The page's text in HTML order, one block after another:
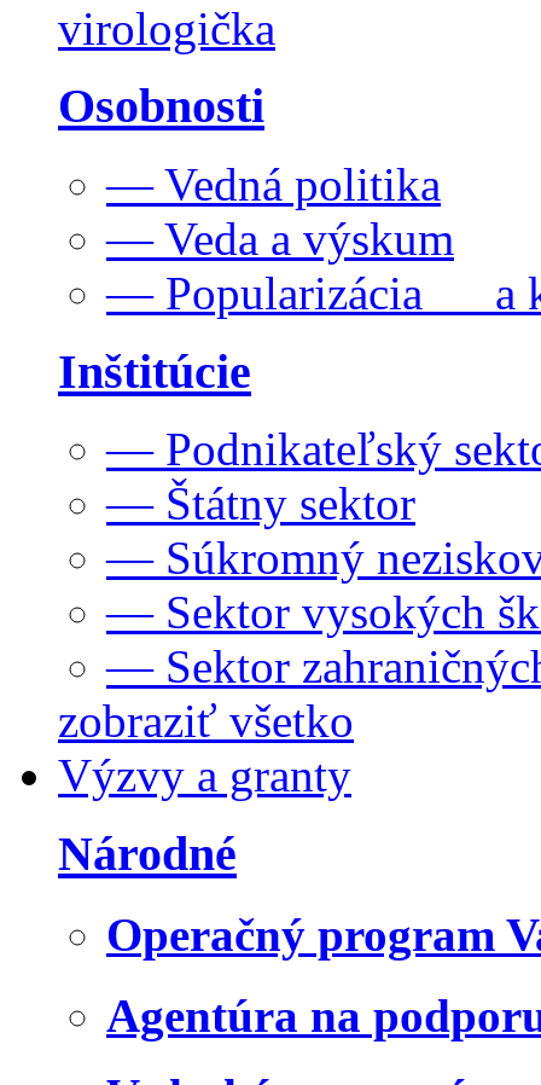
virologička
Osobnosti
— Vedná politika
— Veda a výskum
— Popularizácia a
Inštitúcie
— Podnikateľský
— Štátny sektor
— Súkromný
— Sektor vysokých
— Sektor
zobraziť všetko
Výzvy a granty
Národné
Operačný program
Agentúra na